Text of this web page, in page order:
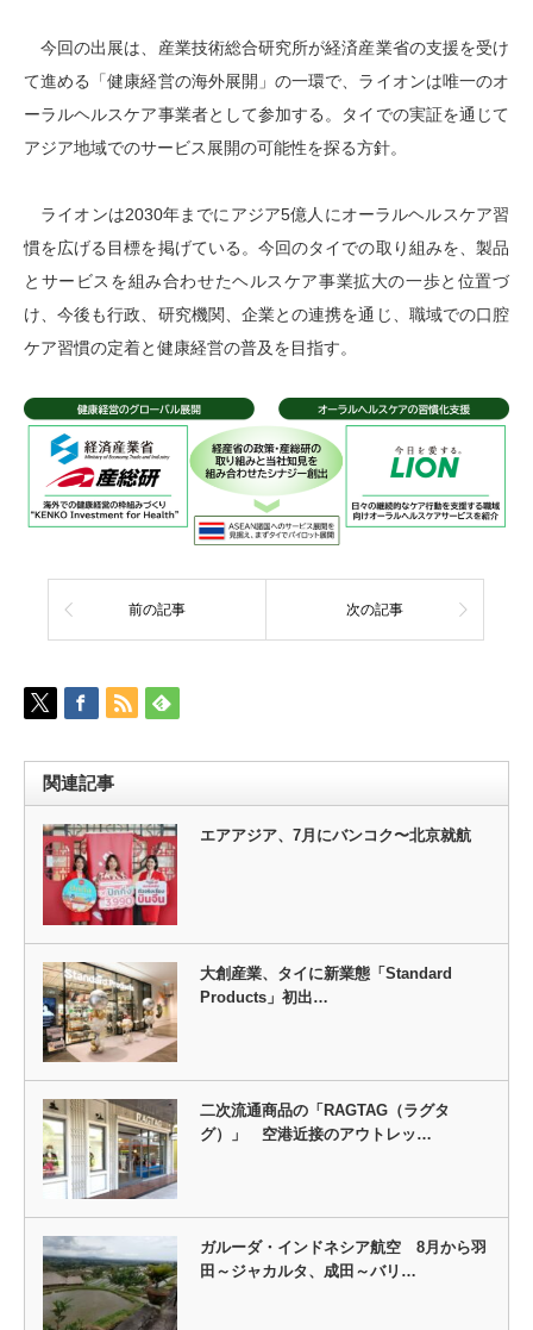
今回の出展は、産業技術総合研究所が経済産業省の支援を受け
て進める「健康経営の海外展開」の一環で、ライオンは唯一のオ
ーラルヘルスケア事業者として参加する。タイでの実証を通じて
アジア地域でのサービス展開の可能性を探る方針。
ライオンは2030年までにアジア5億人にオーラルヘルスケア習
慣を広げる目標を掲げている。今回のタイでの取り組みを、製品
とサービスを組み合わせたヘルスケア事業拡大の一歩と位置づ
け、今後も行政、研究機関、企業との連携を通じ、職域での口腔
ケア習慣の定着と健康経営の普及を目指す。
前の記事 次の記事
関連記事
エアアジア、7月にバンコク〜北京就航
大創産業、タイに新業態「Standard
Products」初出…
二次流通商品の「RAGTAG（ラグタ
グ）」 空港近接のアウトレッ…
ガルーダ・インドネシア航空 8月から羽
田～ジャカルタ、成田～バリ…